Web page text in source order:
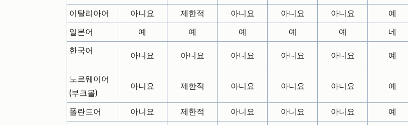
이탈리아어
아니요 제한적 아니요 아니요 아니요
예
일본어
예 예 예 예 예
네
한국어
아니요 아니요 아니요 아니요 아니요 예
노르웨이어
(부크몰)
아니요 제한적 아니요 아니요 아니요 예
폴란드어 아니요 제한적 아니요 아니요 아니요
예